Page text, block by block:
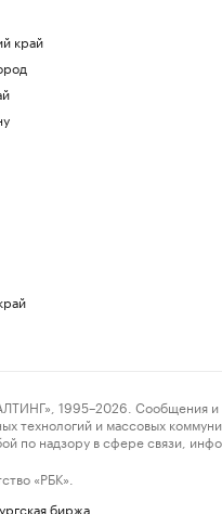
край
1995–2026. Сообщения и
технологий и массовых
по надзору в сфере связи,
«РБК».
биржа